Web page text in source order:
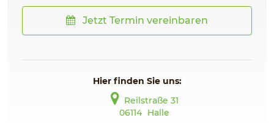
Jetzt Termin vereinbaren
Hier finden Sie uns:
Reilstraße 31
06114 Halle